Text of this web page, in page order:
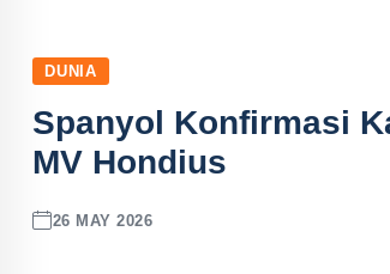
DUNIA
Spanyol Konfirmasi
MV Hondius
26 MAY 2026